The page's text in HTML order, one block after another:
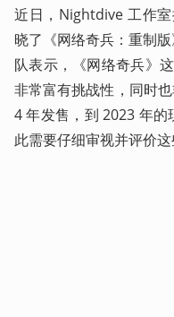
近日，Nightdive 工作
晓了《网络奇兵：重制
队表示，《网络奇兵》
非常富有挑战性，同时
4 年发售，到 2023 年
此需要仔细审视并评价